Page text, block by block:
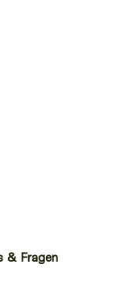
& Fragen